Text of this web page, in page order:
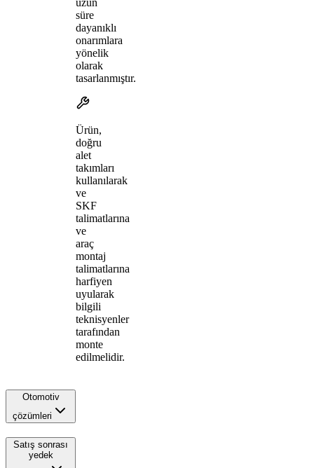
süre
dayanıklı
onarımlara
yönelik
olarak
tasarlanmıştır.
Ürün,
doğru
alet
takımları
kullanılarak
ve
SKF
talimatlarına
ve
araç
montaj
talimatlarına
harfiyen
uyularak
bilgili
teknisyenler
tarafından
monte
edilmelidir.
Otomotiv
çözümleri
Satış sonrası
yedek